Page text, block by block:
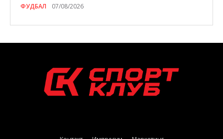
ФУДБАЛ 07/08/2026